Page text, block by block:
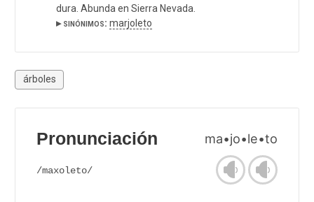
dura. Abunda en Sierra Nevada.
▸ sinónimos: marjoleto
árboles
Pronunciación ma•jo•le•to
/maxoleto/